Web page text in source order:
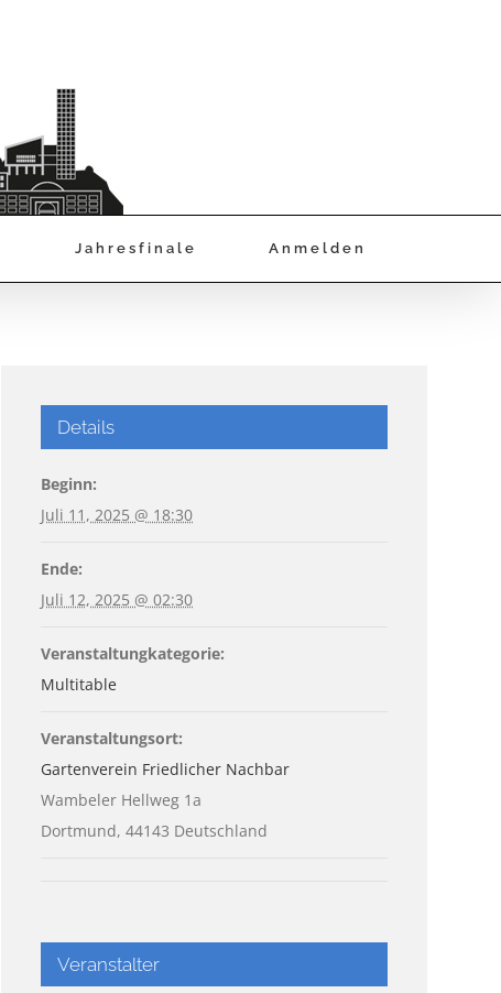
Jahresfinale Anmelden
Details
Beginn:
Juli 11, 2025 @ 18:30
Ende:
Juli 12, 2025 @ 02:30
Veranstaltungkategorie:
Multitable
Veranstaltungsort:
Gartenverein Friedlicher Nachbar
Wambeler Hellweg 1a
Dortmund, 44143 Deutschland
Veranstalter